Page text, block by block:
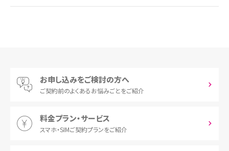
お申し込みをご検討の方へ
ご契約前のよくあるお悩みごとをご紹介
料金プラン・サービス
スマホ・SIMご契約プランをご紹介